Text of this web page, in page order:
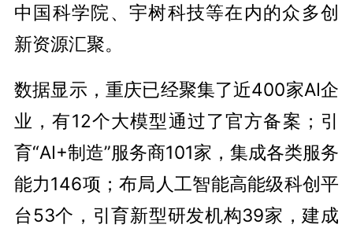
中国科学院、宇树科技等在内的众多创
新资源汇聚。
数据显示，重庆已经聚集了近400家AI企
业，有12个大模型通过了官方备案；引
育“AI+制造”服务商101家，集成各类服务
能力146项；布局人工智能高能级科创平
台53个，引育新型研发机构39家，建成